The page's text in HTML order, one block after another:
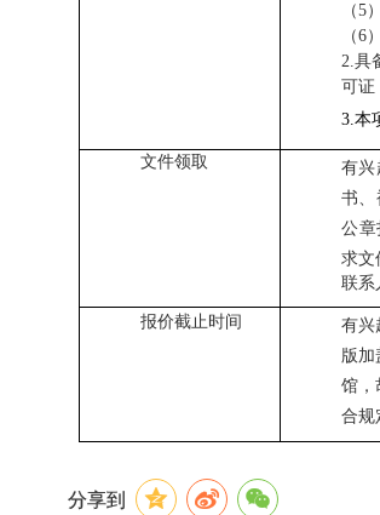
（5
（6）
2.具
可证
3.本
文件领取
有兴
书、
公
求文
联系
报价截止时间 有兴
版加
馆，
合规
分享到